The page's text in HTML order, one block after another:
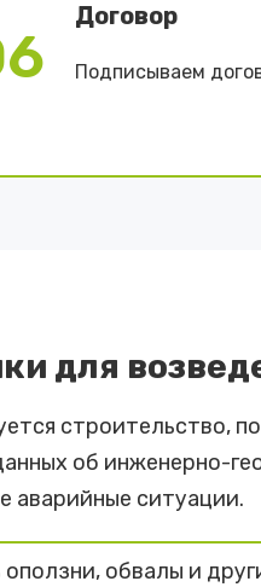
Договор
Подписываем
для
строительство,
об инженерно-
аварийные ситуации.
обвалы и